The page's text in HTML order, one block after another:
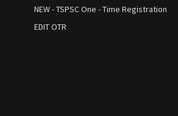
NEW - TSPSC One - Time Registration
EDIT OTR